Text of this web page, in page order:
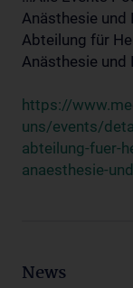
Anästhesie und
Abteilung für
Anästhesie und
https://
uns/events/
abteilung-fuer-
anaesthesie-
News